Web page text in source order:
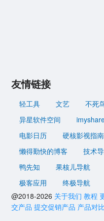
友情链接
轻工具 文艺 不死
异星软件空间
电影日历
硬核影视指南
懒得勤快的博客
技术
鸭先知
果核儿导航
极客应用
终极导航
@2018-2026 关于我们 教程
交产品 提交促销产品 产品对比